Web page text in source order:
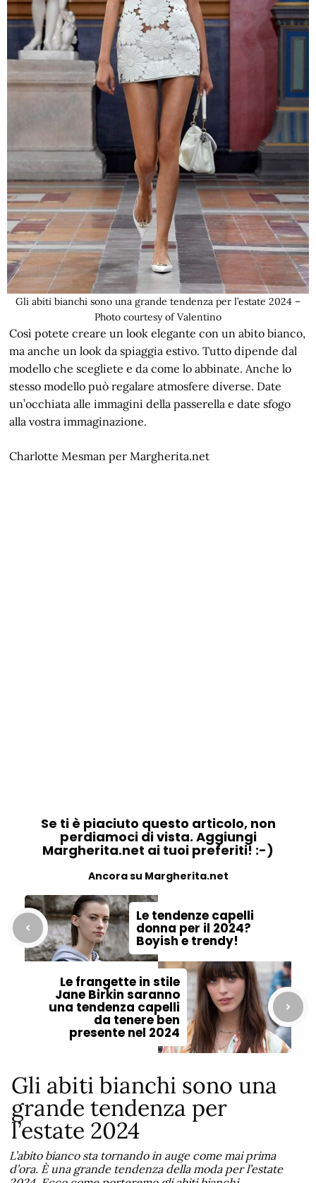
Gli abiti bianchi sono una grande tendenza per l’estate 2024 –
Photo courtesy of Valentino
Così potete creare un look elegante con un abito bianco,
ma anche un look da spiaggia estivo. Tutto dipende dal
modello che scegliete e da come lo abbinate. Anche lo
stesso modello può regalare atmosfere diverse. Date
un’occhiata alle immagini della passerella e date sfogo
alla vostra immaginazione.
Charlotte Mesman per Margherita.net
Se ti è piaciuto questo articolo, non
perdiamoci di vista. Aggiungi
Margherita.net ai tuoi preferiti! :-)
Ancora su Margherita.net
Le tendenze capelli
donna per il 2024?
Boyish e trendy!
Le frangette in stile
Jane Birkin saranno
una tendenza capelli
da tenere ben
presente nel 2024
Gli abiti bianchi sono una
grande tendenza per
l’estate 2024
L’abito bianco sta tornando in auge come mai prima
d’ora. È una grande tendenza della moda per l’estate